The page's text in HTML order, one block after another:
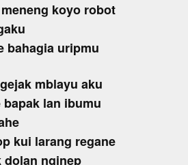
koyo robot
bahagia uripmu
mblayu aku
bapak lan ibumu
kui larang regane
dolan nginep